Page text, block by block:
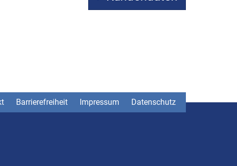
Barrierefreiheit Impressum Datenschutz